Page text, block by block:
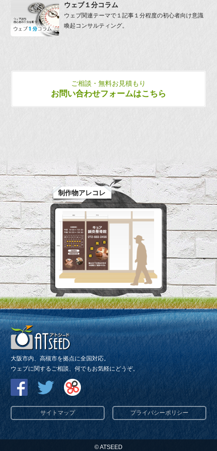
ウェブ１分コラム
ウェブ関連テーマで１記事１分程度の初心者向け意識
喚起コンサルティング。
ご相談・無料お見積もり
お問い合わせフォームはこちら
制作物アレコレ
大阪市内、高槻市を拠点に全国対応。
ウェブに関するご相談、何でもお気軽にどうぞ。
サイトマップ プライバシーポリシー
© ATSEED